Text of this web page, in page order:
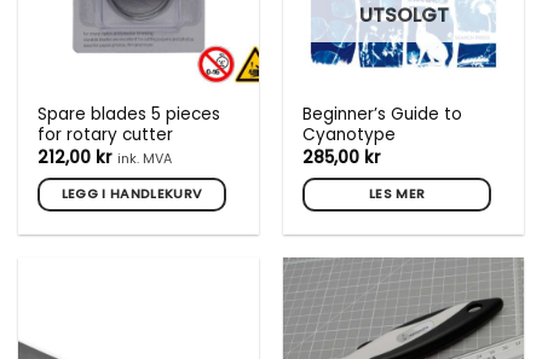
Spare blades 5 pieces
for rotary cutter
212,00 kr ink. MVA
LEGG I HANDLEKURV
UTSOLGT
Beginner’s Guide to
Cyanotype
285,00 kr
LES MER